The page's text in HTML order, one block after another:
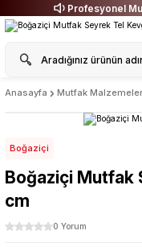
Profesyonel
Anasayfa Mutfak
Boğaziçi
Boğaziçi Mutfak
cm
0 Yorum